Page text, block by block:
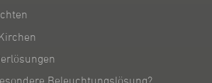
Beleuchtungslösung?